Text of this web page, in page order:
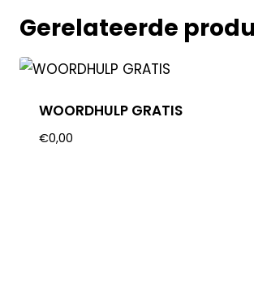
Gerelateerde
WOORDHULP GRATIS
€0,00